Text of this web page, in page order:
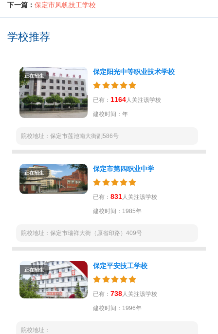
下一篇： 保定市风帆技工学校
学校推荐
正在招生
保定阳光中等职业技术学校
已有： 1164人关注该学校
建校时间：年
院校地址：保定市莲池南大街副586号
正在招生
保定市第四职业中学
已有： 831人关注该学校
建校时间：1985年
院校地址：保定市瑞祥大街（原省印路）409号
正在招生
保定平安技工学校
已有： 738人关注该学校
建校时间：1996年
院校地址：